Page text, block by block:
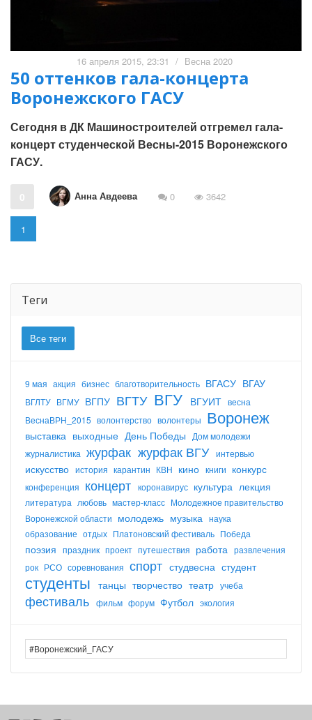
16 апреля 2015, 23:31 / Весна 2020
50 оттенков гала-концерта
Воронежского ГАСУ
Сегодня в ДК Машиностроителей отгремел гала-
концерт студенческой Весны-2015 Воронежского
ГАСУ.
0 Анна Авдеева 0 3642
1
Теги
Все теги
9 мая акция бизнес благотворительность ВГАСУ ВГАУ
ВГЛТУ ВГМУ ВГПУ ВГТУ ВГУ ВГУИТ весна
ВеснаВРН_2015 волонтерство волонтеры Воронеж
выставка выходные День Победы
Дом молодежи
журналистика журфак журфак ВГУ интервью
искусство история карантин КВН кино книги конкурс
конференция концерт коронавирус культура лекция
литература любовь мастер-класс Молодежное правительство
Воронежской области молодежь музыка наука
образование отдых Платоновский фестиваль Победа
поэзия праздник проект путешествия работа развлечения
рок РСО соревнования спорт студвесна студент
студенты танцы творчество театр учеба
фестиваль фильм форум Футбол экология